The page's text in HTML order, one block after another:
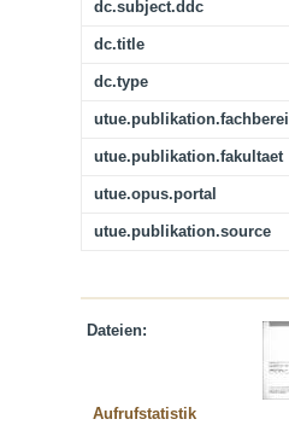
dc.subject.ddc
dc.title
dc.type
utue.publikation.fakultaet
utue.opus.portal
utue.publikation.source
Dateien:
Aufrufstatistik